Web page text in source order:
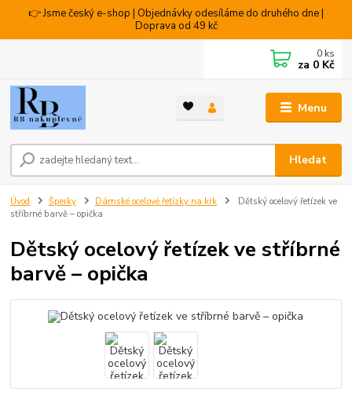
👉 Jsme český e-shop | Objednávky odesíláme do druhého dne |
Doprava od 49 kč
Menu
Hledat
0 ks
za 0 Kč
Úvod Šperky Dámské ocelové řetízky na krk
Dětský ocelový řetízek ve
stříbrné barvě – opička
Dětský ocelový řetízek ve stříbrné
barvě – opička